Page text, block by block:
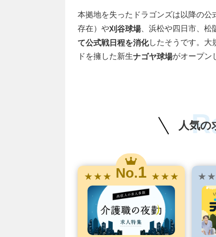
本拠地を失ったドラゴンズは以降の公
存在）や刈谷球場、浜松や四日市、松
て公式戦日程を消化したそうです。大
ドを擁した新生ナゴヤ球場がオープン
人気の
★ ★ ★ No.1 ★ ★ ★ ★